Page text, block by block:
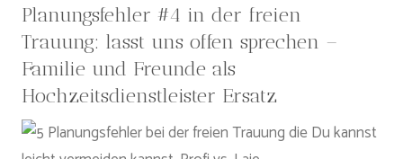
Planungsfehler #4 in der freien
Trauung: lasst uns offen sprechen –
Familie und Freunde als
Hochzeitsdienstleister Ersatz